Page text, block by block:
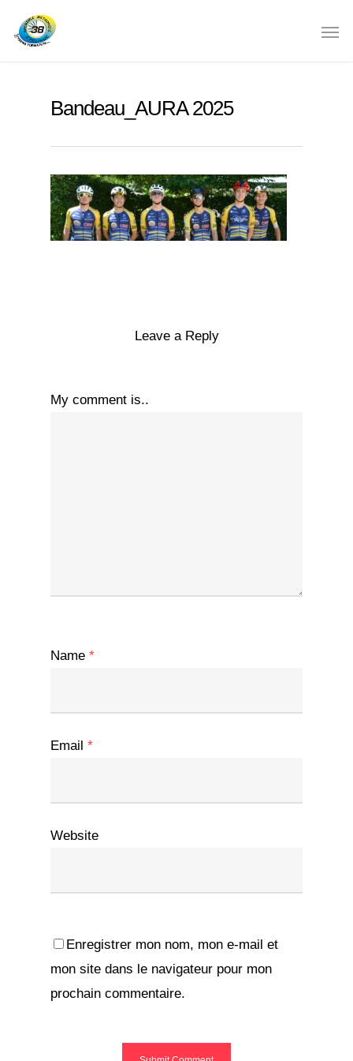
Bandeau_AURA 2025
Leave a Reply
My comment is..
Name *
Email *
Website
Enregistrer mon nom, mon e-mail et
mon site dans le navigateur pour mon
prochain commentaire.